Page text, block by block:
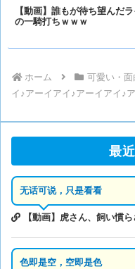
【動画】誰もが待ち望んだ
の一騎打ちｗｗｗ
ホーム 可愛い・面
イ♪アーイアイ♪アーイアイ♪
最
无话可说，只是看看
【動画】虎さん、飼い慣
色即是空，空即是色